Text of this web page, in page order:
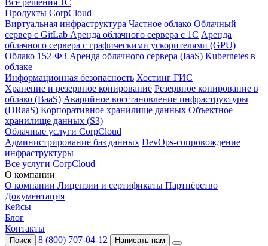
Все решения 1С
Продукты CorpCloud
Виртуальная инфраструктура Частное облако Облачный
сервер с GitLab Аренда облачного сервера с 1С Аренда
облачного сервера с графическими ускорителями (GPU)
Облако 152-ФЗ Аренда облачного сервера (IaaS) Kubernetes в
облаке
Информационная безопасность Хостинг ГИС
Хранение и резервное копирование Резервное копирование в
облако (BaaS) Аварийное восстановление инфраструктуры
(DRaaS) Корпоративное хранилище данных Объектное
хранилище данных (S3)
Облачные услуги CorpCloud
Администрирование баз данных DevOps-сопровождение
инфраструктуры
Все услуги CorpCloud
О компании
О компании Лицензии и сертификаты Партнёрство
Документация
Кейсы
Блог
Контакты
Поиск 8 (800) 707-04-12 Написать нам